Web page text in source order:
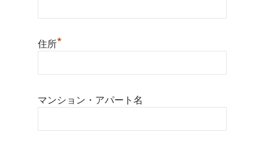
住所*
マンション・アパート名